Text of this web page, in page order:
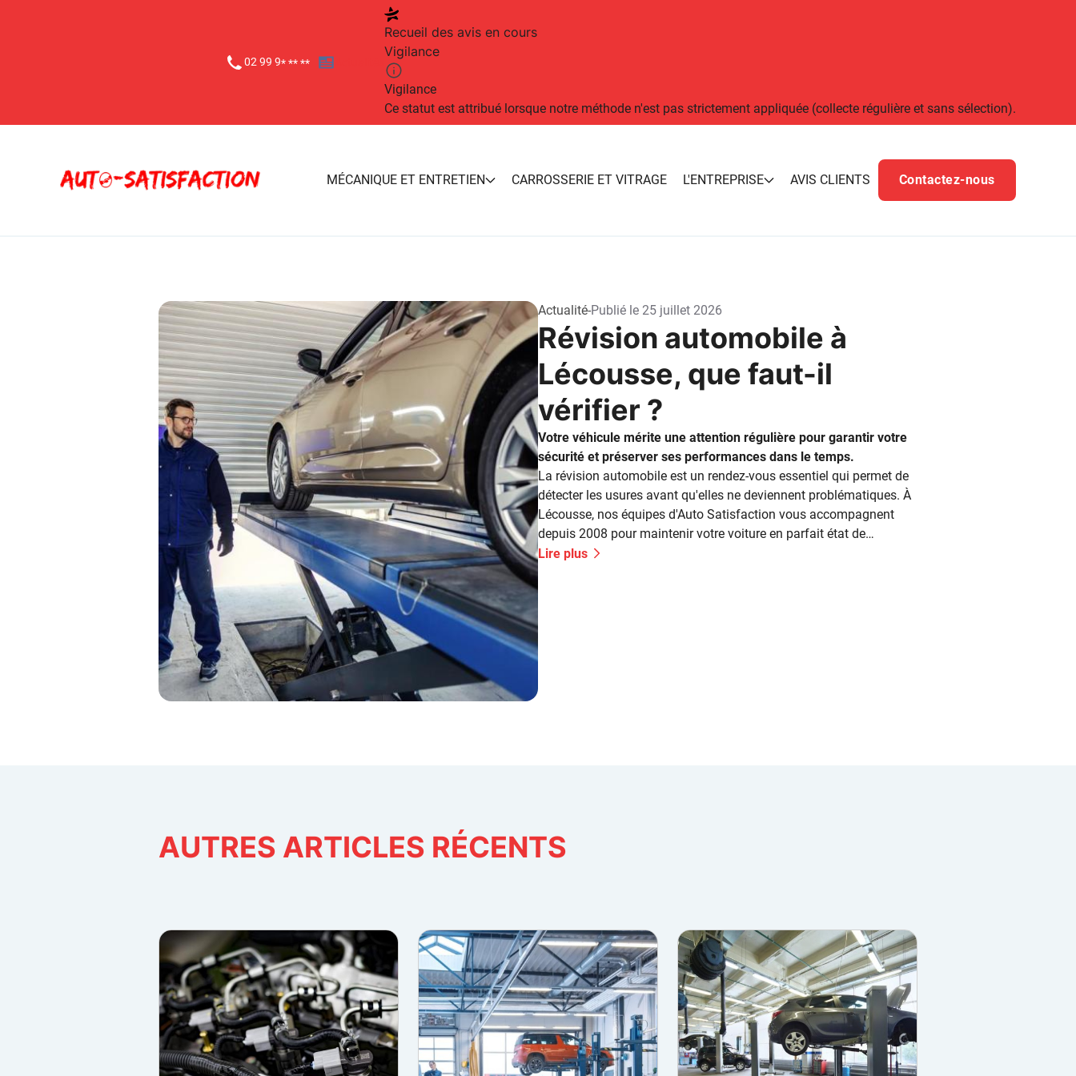
02 99 9* ** **
Recueil des avis en cours
Vigilance
Vigilance
Ce statut est attribué lorsque notre méthode n'est pas strictement appliquée (collecte régulière et sans sélection).
MÉCANIQUE ET ENTRETIEN CARROSSERIE ET VITRAGE L'ENTREPRISE AVIS CLIENTS Contactez-nous
Actualité-Publié le 25 juillet 2026
Révision automobile à
Lécousse, que faut-il
vérifier ?
Votre véhicule mérite une attention régulière pour garantir votre
sécurité et préserver ses performances dans le temps.
La révision automobile est un rendez-vous essentiel qui permet de
détecter les usures avant qu'elles ne deviennent problématiques. À
Lécousse, nos équipes d'Auto Satisfaction vous accompagnent
depuis 2008 pour maintenir votre voiture en parfait état de
fonctionnement. Mais concrètement, quels éléments doivent être
car un gonflage inadapté augmente votre consommation de
carburant et accélère l'usure. L'examen approfondi de la
identifier les jeux anormaux ou les fuites d'huile. Une suspension
défaillante compromet non seulement votre confort, mais aussi la
tenue de route et l'efficacité du freinage. La direction mérite elle
aussi toute votre attention. Nous contrôlons le niveau et l'état du
liquide de direction assistée, vérifions l'absence de jeu dans la
colonne de direction et testons le bon fonctionnement de
l'assistance. Ces vérifications vous garantissent une maniabilité
optimale de votre véhicule. Le diagnostic électronique pour
Lire plus
AUTRES ARTICLES RÉCENTS